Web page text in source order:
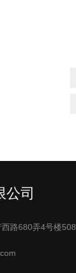
公司
路680弄4号楼508